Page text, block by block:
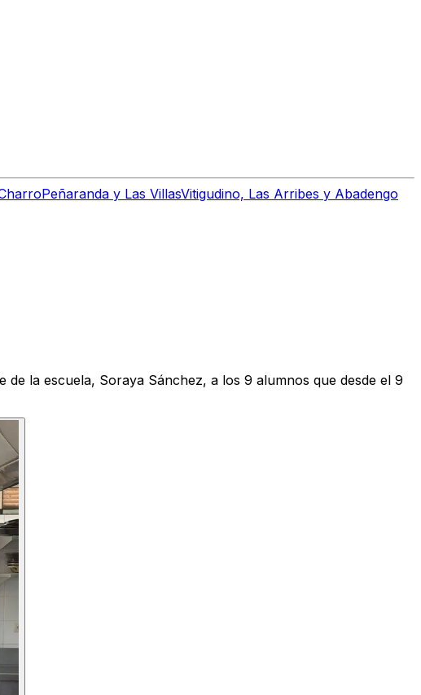
Peñaranda y Las VillasVitigudino, Las Arribes y Abadengo
la escuela, Soraya Sánchez, a los 9 alumnos que desde el 9